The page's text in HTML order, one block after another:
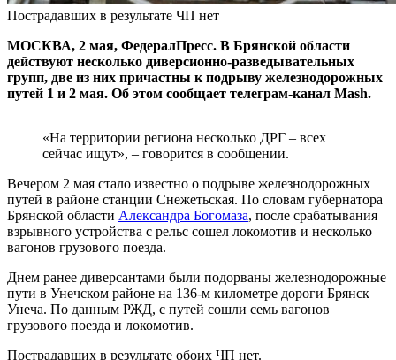
Пострадавших в результате ЧП нет
МОСКВА, 2 мая, ФедералПресс. В Брянской области
действуют несколько диверсионно-разведывательных
групп, две из них причастны к подрыву железнодорожных
путей 1 и 2 мая. Об этом сообщает телеграм-канал Mash.
«На территории региона несколько ДРГ – всех
сейчас ищут», – говорится в сообщении.
Вечером 2 мая стало известно о подрыве железнодорожных
путей в районе станции Снежетьская. По словам губернатора
Брянской области Александра Богомаза, после срабатывания
взрывного устройства с рельс сошел локомотив и несколько
вагонов грузового поезда.
Днем ранее диверсантами были подорваны железнодорожные
пути в Унечском районе на 136-м километре дороги Брянск –
Унеча. По данным РЖД, с путей сошли семь вагонов
грузового поезда и локомотив.
Пострадавших в результате обоих ЧП нет.